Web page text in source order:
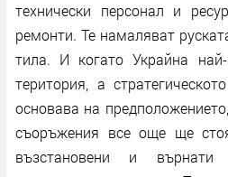
технически персонал и
ремонти. Те намаляват
тила. И когато Украйна
територия, а
основава на
съоръжения все още ще
възстановени и